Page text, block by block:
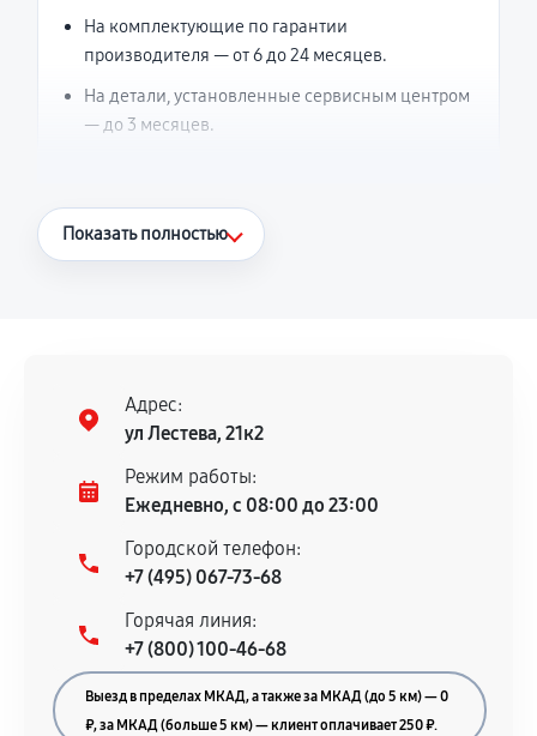
На комплектующие по гарантии
производителя — от 6 до 24 месяцев.
На детали, установленные сервисным центром
— до 3 месяцев.
Что считается гарантийным случаем
нормальной эксплуатации в течение
гарантийного срока.
Несоответствие комплектующей заявленным
техническим характеристикам.
Документы для подтверждения
гарантии
Гарантийный талон.
Акт выполненных работ с датой, перечнем
Показать полностью
Адрес:
ул Лестева, 21к2
Режим работы:
Ежедневно, с 08:00 до 23:00
Городской телефон:
+7 (495) 067-73-68
Горячая линия:
+7 (800) 100-46-68
Выезд в пределах МКАД, а также за МКАД (до 5 км) — 0
₽, за МКАД (больше 5 км) — клиент оплачивает 250 ₽.